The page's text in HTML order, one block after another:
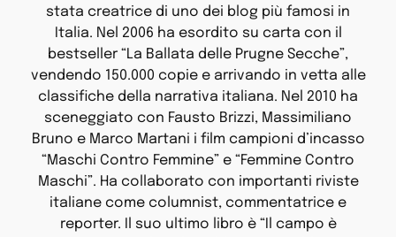
stata creatrice di uno dei blog più famosi in
Italia. Nel 2006 ha esordito su carta con il
bestseller “La Ballata delle Prugne Secche”,
vendendo 150.000 copie e arrivando in vetta alle
classifiche della narrativa italiana. Nel 2010 ha
sceneggiato con Fausto Brizzi, Massimiliano
Bruno e Marco Martani i film campioni d’incasso
“Maschi Contro Femmine” e “Femmine Contro
Maschi”. Ha collaborato con importanti riviste
italiane come columnist, commentatrice e
reporter. Il suo ultimo libro è “Il campo è